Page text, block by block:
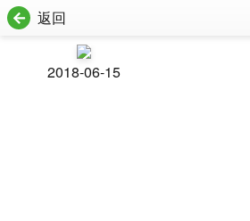
返回
2018-06-15